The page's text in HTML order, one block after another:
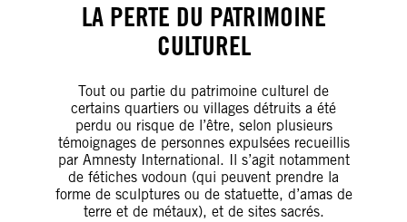
LA PERTE DU PATRIMOINE
CULTUREL
Tout ou partie du patrimoine culturel de
certains quartiers ou villages détruits a été
perdu ou risque de l’être, selon plusieurs
témoignages de personnes expulsées recueillis
par Amnesty International. Il s’agit notamment
de fétiches vodoun (qui peuvent prendre la
forme de sculptures ou de statuette, d’amas de
terre et de métaux), et de sites sacrés.